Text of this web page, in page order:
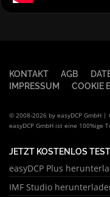
KONTAKT AGB
IMPRESSUM
COOKIE
© 2008-2026 by easyDCP GmbH |
easyDCP GmbH ist eine 100%ige
JETZT KOSTENLOS
easyDCP Plus
IMF Studio